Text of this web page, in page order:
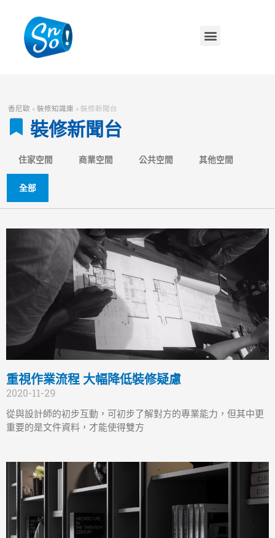
香尼歐 »裝修知識庫 » 裝修新聞台
裝修新聞台
住家空間 商業空間 公共空間 其他空間
全部
重視作業流程 大幅降低裝修疑慮
2020-11-29
從與設計師的初步互動，可初步了解對方的專業能力，但其中更
重要的是文件資料，才能使得雙方